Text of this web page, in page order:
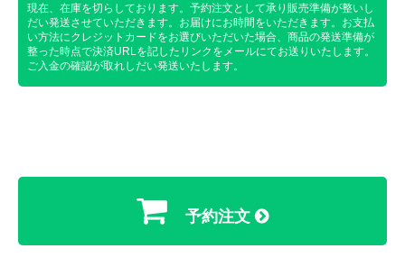
現在、在庫を切らしております。予約注文として承り販売準備が整いし
だい発送させていただきます。お届けにお時間をいただきます。お支払
い方法にクレジットカードをお選びいただいた場合、商品の発送準備が
整った時点で決済URLを記したリンクをメールにてお送りいたします。
ご入金の確認が取れしだい発送いたします。
予約注文